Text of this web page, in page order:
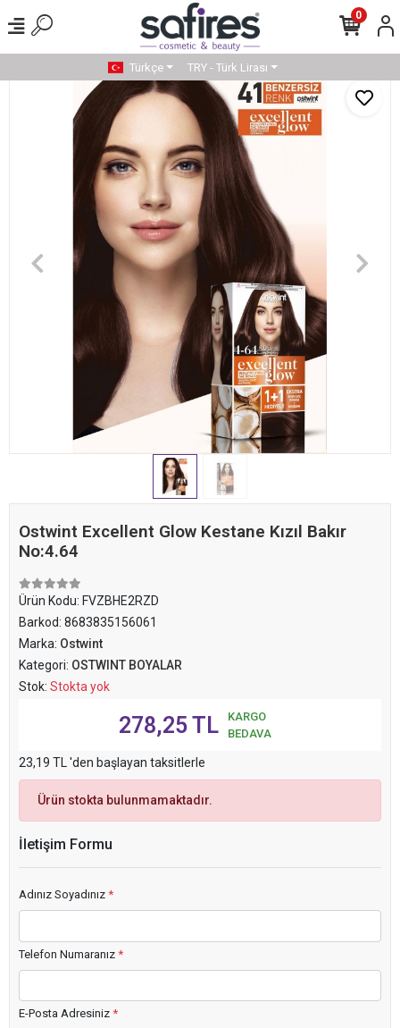
0
Türkçe TRY - Türk Lirası
Ostwint Excellent Glow Kestane Kızıl Bakır
No:4.64
Ürün Kodu: FVZBHE2RZD
Barkod: 8683835156061
Marka: Ostwint
Kategori: OSTWINT BOYALAR
Stok: Stokta yok
278,25 TL
KARGO
BEDAVA
23,19 TL 'den başlayan taksitlerle
Ürün stokta bulunmamaktadır.
İletişim Formu
Adınız Soyadınız *
Telefon Numaranız *
E-Posta Adresiniz *